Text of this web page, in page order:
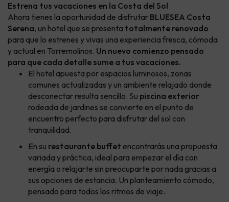
Estrena tus vacaciones en la Costa del Sol
Ahora tienes la oportunidad de disfrutar BLUESEA Costa
Serena, un hotel que se presenta totalmente renovado
para que lo estrenes y vivas una experiencia fresca, cómoda
y actual en Torremolinos. Un nuevo comienzo pensado
para que cada detalle sume a tus vacaciones.
El hotel apuesta por espacios luminosos, zonas
comunes actualizadas y un ambiente relajado donde
desconectar resulta sencillo. Su piscina exterior
rodeada de jardines se convierte en el punto de
encuentro perfecto para disfrutar del sol con
tranquilidad.
En su restaurante buffet encontrarás una propuesta
variada y práctica, ideal para empezar el día con
energía o relajarte sin preocuparte por nada gracias a
sus opciones de estancia. Un planteamiento cómodo,
pensado para todos los ritmos de viaje.